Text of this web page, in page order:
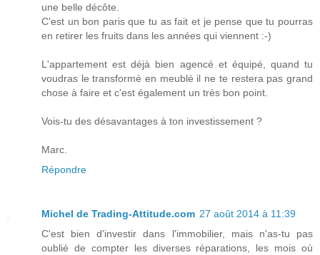
une belle décôte.
C'est un bon paris que tu as fait et je pense que tu pourras
en retirer les fruits dans les années qui viennent :-)
L'appartement est déjà bien agencé et équipé, quand tu
voudras le transformé en meublé il ne te restera pas grand
chose à faire et c'est également un très bon point.
Vois-tu des désavantages à ton investissement ?
Marc.
Répondre
Michel de Trading-Attitude.com 27 août 2014 à 11:39
C'est bien d'investir dans l'immobilier, mais n'as-tu pas
oublié de compter les diverses réparations, les mois où